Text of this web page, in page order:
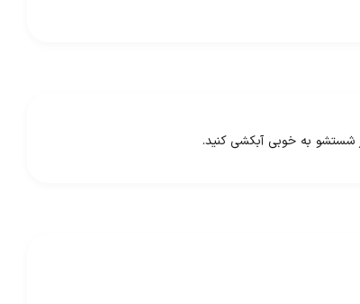
شستشو به خوبی آبکشی کنید.